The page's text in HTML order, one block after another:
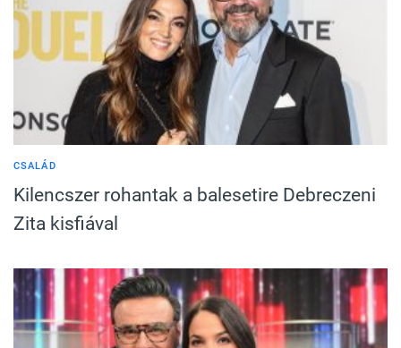
CSALÁD
Kilencszer rohantak a balesetire Debreczeni
Zita kisfiával